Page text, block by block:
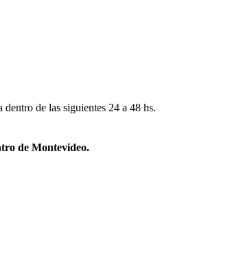
de las siguientes 24 a 48 hs.
de Montevideo.